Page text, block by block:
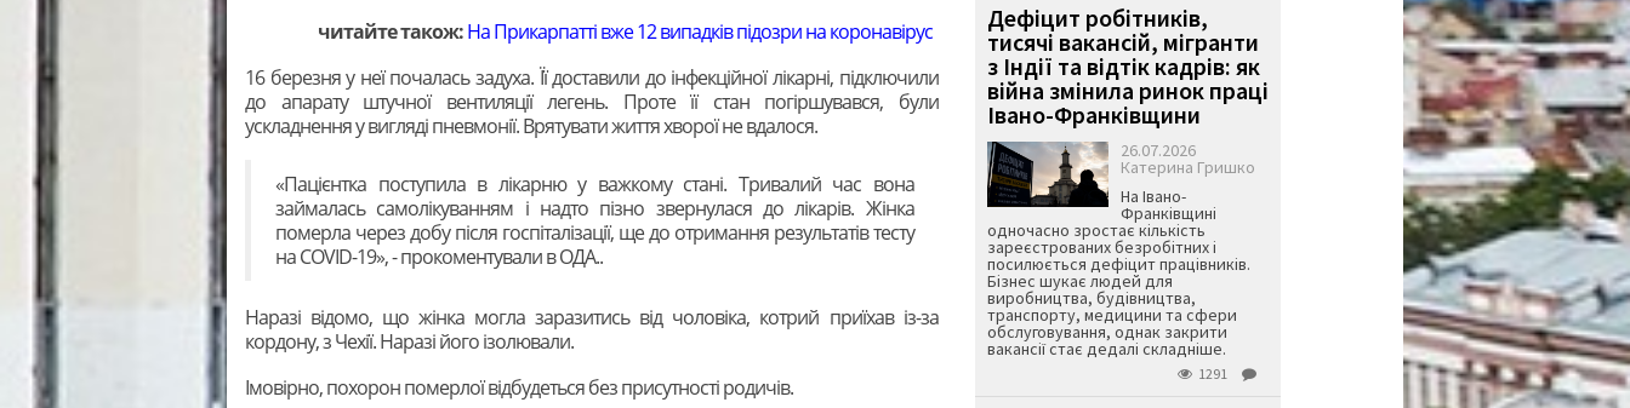
читайте також:На Прикарпатті вже 12 випадків підозри на коронавірус
16 березня у неї почалась задуха. Її доставили до інфекційної лікарні, підключили
до апарату штучної вентиляції легень. Проте її стан погіршувався, були
ускладнення у вигляді пневмонії. Врятувати життя хворої не вдалося.
«Пацієнтка поступила в лікарню у важкому стані. Тривалий час вона
займалась самолікуванням і надто пізно звернулася до лікарів. Жінка
померла через добу після госпіталізації, ще до отримання результатів тесту
на COVID-19», - прокоментували в ОДА..
Наразі відомо, що жінка могла заразитись від чоловіка, котрий приїхав із-за
кордону, з Чехії. Наразі його ізолювали.
Імовірно, похорон померлої відбудеться без присутності родичів.
Дефіцит робітників,
тисячі вакансій, мігранти
з Індії та відтік кадрів: як
війна змінила ринок праці
Івано-Франківщини
26.07.2026
Катерина Гришко
На Івано-
Франківщині
одночасно зростає кількість
зареєстрованих безробітних і
посилюється дефіцит працівників.
Бізнес шукає людей для
виробництва, будівництва,
транспорту, медицини та сфери
обслуговування, однак закрити
вакансії стає дедалі складніше.
1291